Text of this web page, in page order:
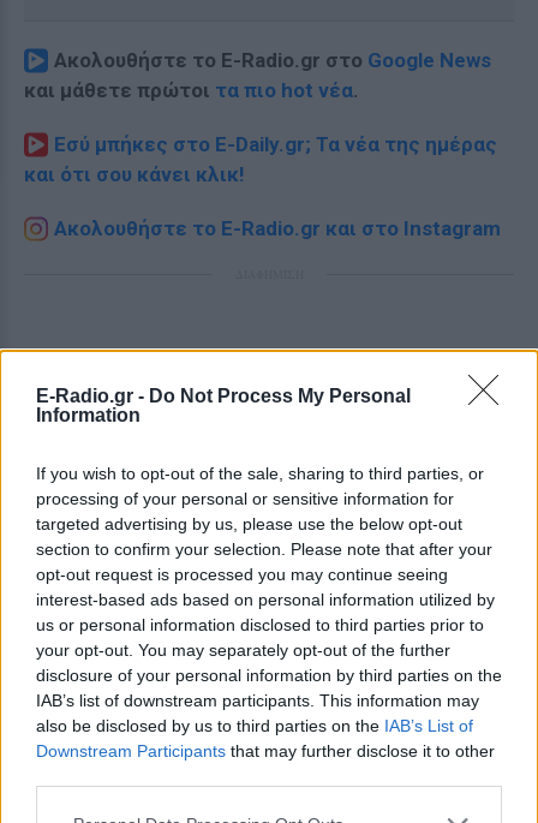
E-Radio.gr - Do Not Process My Personal
Information
If you wish to opt-out of the sale, sharing to third parties, or
processing of your personal or sensitive information for
targeted advertising by us, please use the below opt-out
section to confirm your selection. Please note that after your
opt-out request is processed you may continue seeing
interest-based ads based on personal information utilized by
us or personal information disclosed to third parties prior to
your opt-out. You may separately opt-out of the further
disclosure of your personal information by third parties on the
IAB’s list of downstream participants. This information may
also be disclosed by us to third parties on the IAB’s List of
Downstream Participants that may further disclose it to other
Ακολουθήστε το E-Radio.gr στο Google News
και μάθετε πρώτοι τα πιο hot νέα.
Εσύ μπήκες στο E-Daily.gr; Τα νέα της ημέρας
και ότι σου κάνει κλικ!
Ακολουθήστε το E-Radio.gr και στο Instagram